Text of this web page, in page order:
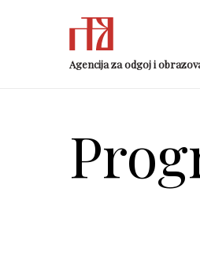
Agencija za odgoj i